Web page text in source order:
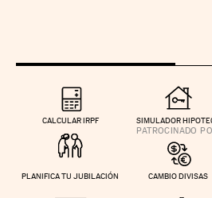
CALCULAR IRPF SIMULADOR
PLANIFICA TU JUBILACIÓN CAMBIO DIVISAS